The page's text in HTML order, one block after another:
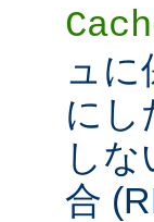
ュに
にし
し
合